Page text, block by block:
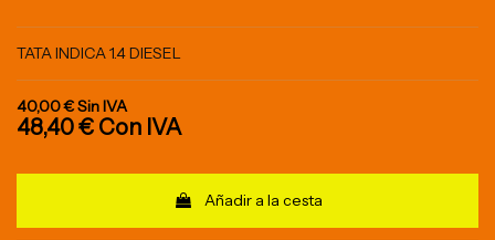
TATA INDICA 1.4 DIESEL
40,00 €Sin IVA
48,40 € Con IVA
Añadir a la cesta